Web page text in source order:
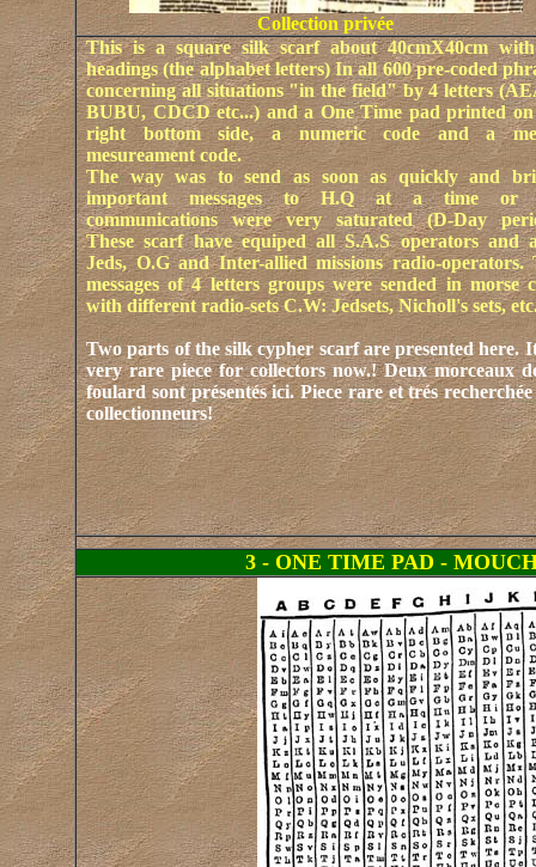
Collection privée
This is a square silk scarf about 40cmX40cm
headings (the alphabet letters) In all 600 pre-coded
concerning all situations "in the field" by 4 letters
BUBU, CDCD etc...) and a One Time pad printed
right bottom side, a numeric code and a
mesureament code.
The way was to send as soon as quickly and
important messages to H.Q at a time or
communications were very saturated (D-Day
These scarf have equiped all S.A.S operators and
Jeds, O.G and Inter-allied missions radio-operators.
messages of 4 letters groups were sended in morse
with different radio-sets C.W: Jedsets, Nicholl's sets,
Two parts of the silk cypher scarf are presented here.
very rare piece for collectors now.! Deux morceaux
foulard sont présentés ici. Piece rare et trés recherchée
collectionneurs!
3 - ONE TIME PAD -